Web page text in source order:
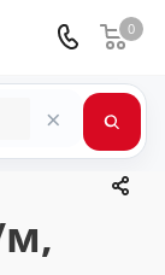
0
×
м,